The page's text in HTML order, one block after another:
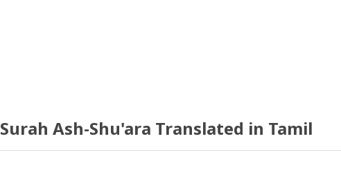
Surah Ash-Shu'ara Translated in Tamil